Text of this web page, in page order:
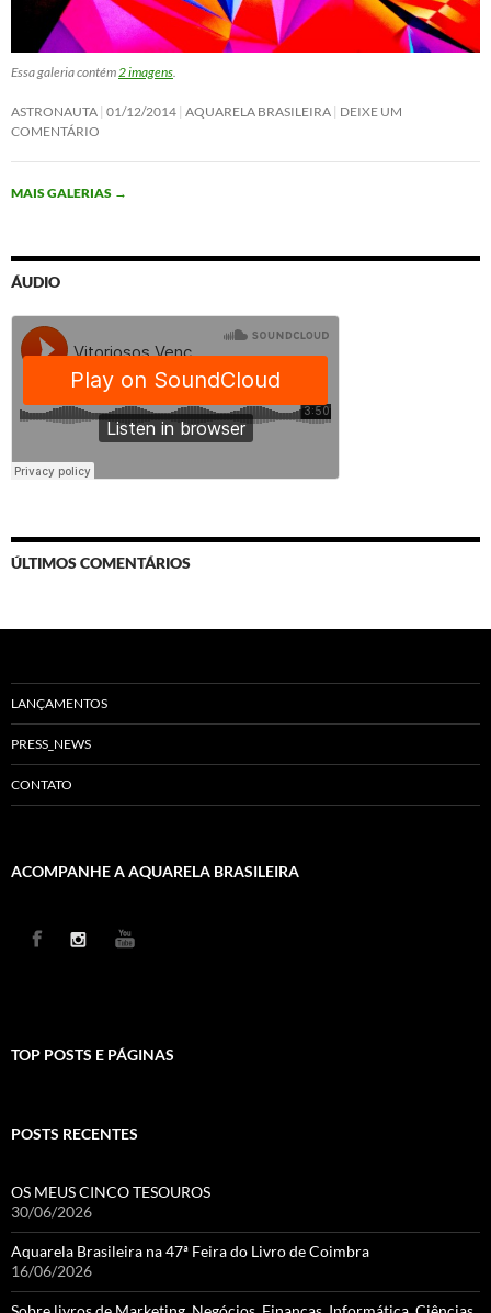
Essa galeria contém2 imagens.
ASTRONAUTA 01/12/2014 AQUARELA BRASILEIRA DEIXE UM
COMENTÁRIO
MAIS GALERIAS →
ÁUDIO
ÚLTIMOS COMENTÁRIOS
LANÇAMENTOS
PRESS_NEWS
CONTATO
ACOMPANHE A AQUARELA BRASILEIRA
TOP POSTS E PÁGINAS
POSTS RECENTES
OS MEUS CINCO TESOUROS
30/06/2026
Aquarela Brasileira na 47ª Feira do Livro de Coimbra
16/06/2026